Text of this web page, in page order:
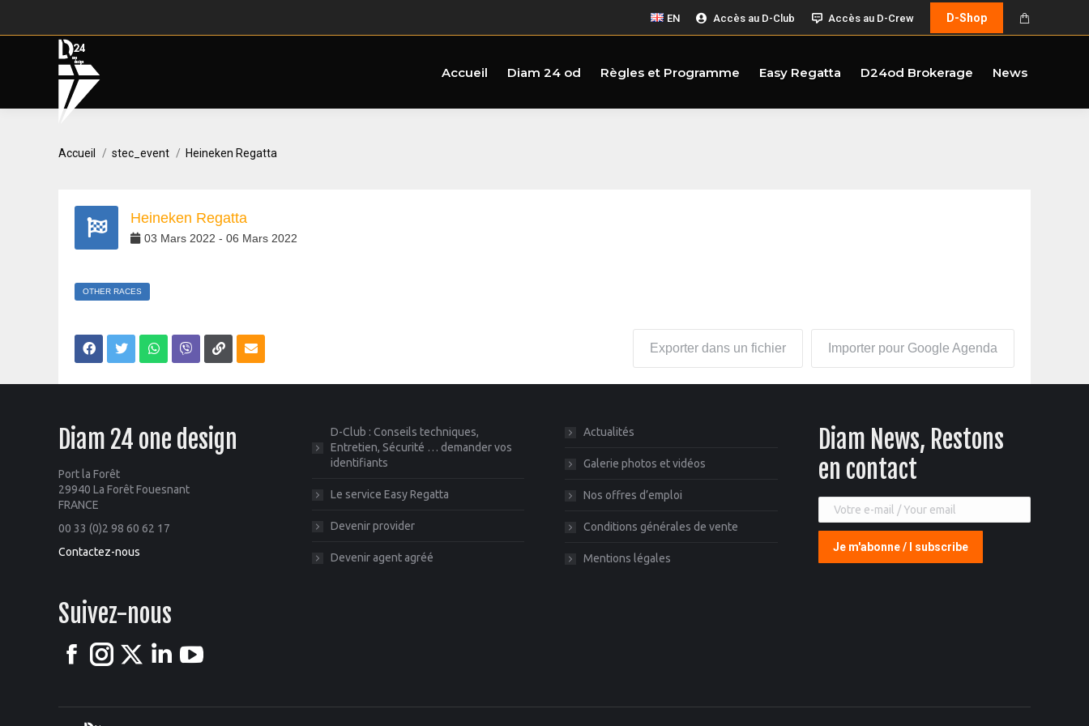
EN Accès au D-Club Accès au D-Crew D-Shop
Accueil Diam 24 od Règles et Programme Easy Regatta D24od Brokerage News
Accueil stec_event Heineken Regatta
Heineken Regatta
03 Mars 2022 - 06 Mars 2022
OTHER RACES
Exporter dans un fichier Importer pour Google Agenda
Diam 24 one design
Port la Forêt
29940 La Forêt Fouesnant
FRANCE
00 33 (0)2 98 60 62 17
Contactez-nous
D-Club : Conseils techniques,
Entretien, Sécurité … demander vos
identifiants
Le service Easy Regatta
Devenir provider
Devenir agent agréé
Actualités
Galerie photos et vidéos
Nos offres d’emploi
Conditions générales de vente
Mentions légales
Diam News, Restons
en contact
Suivez-nous
Facebook
Instagram
X LinkedIn
YouTube